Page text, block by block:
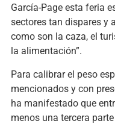
García-Page esta feria
sectores tan dispares y
como son la caza, el
la alimentación”.
Para calibrar el peso
mencionados y con
ha manifestado que
menos una tercera